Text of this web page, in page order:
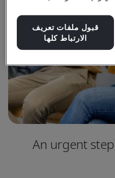
An urgent
قبول ملفات تعريف
الارتباط كلها